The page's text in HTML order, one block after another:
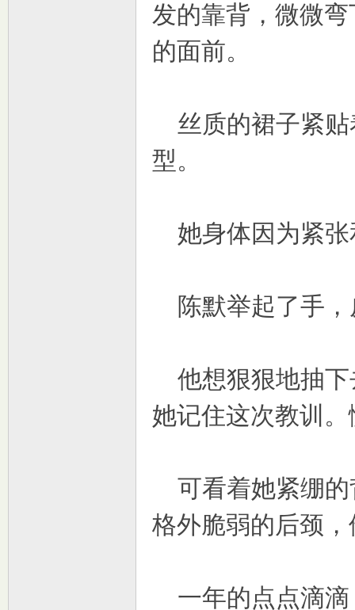
发的靠背，微微
的面前。
丝质的裙子紧贴
型。
她身体因为紧张
陈默举起了手，
他想狠狠地抽下
她记住这次教训
可看着她紧绷的
格外脆弱的后颈
一年的点点滴滴